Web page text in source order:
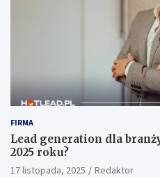
FIRMA
Lead generation dla
2025 roku?
17 listopada, 2025 Redaktor